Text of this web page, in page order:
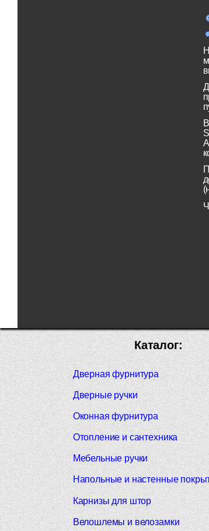
Каталог:
Дверная фурнитура
Дверные ручки
Оконная фурнитура
Отопление и сантехника
Мебельные ручки
Напольные и настенные
Карнизы для штор
Велошлемы и велозамки